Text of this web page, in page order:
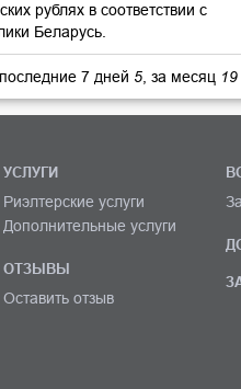
рублях в соответствии с
Беларусь.
последние 7 дней 5 , за месяц 19
УСЛУГИ
Риэлтерские услуги
Дополнительные услуги
ОТЗЫВЫ
Оставить отзыв